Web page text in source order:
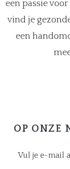
een passie
vind je
een
OP ONZE
Vul je e-mail